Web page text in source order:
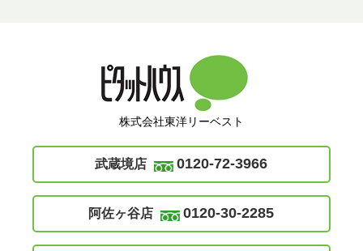
株式会社東洋リーベスト
武蔵境店 0120-72-3966
阿佐ヶ谷店 0120-30-2285